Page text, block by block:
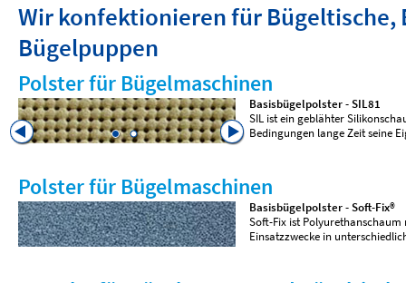
Wir konfektionieren für Bügeltische,
Bügelpuppen
Polster für Bügelmaschinen
Basisbügelpolster - SIL81
SIL ist ein geblähter
Bedingungen lange Zeit seine
Polster für Bügelmaschinen
Basisbügelpolster - Soft-Fix®
Soft-Fix ist
Einsatzzwecke in